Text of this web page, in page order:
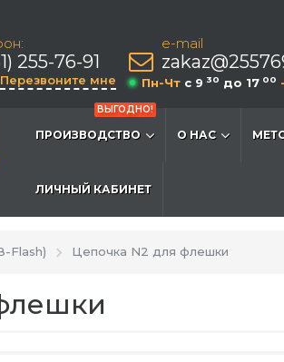
255-76-91
Перезвоните мне
e-mail
Пн-Чт c 9 30 до 17 00
ВЫГОДНО!
ПРОИЗВОДСТВО О НАС
ЛИЧНЫЙ КАБИНЕТ
Flash) Цепочка N2 для флешки